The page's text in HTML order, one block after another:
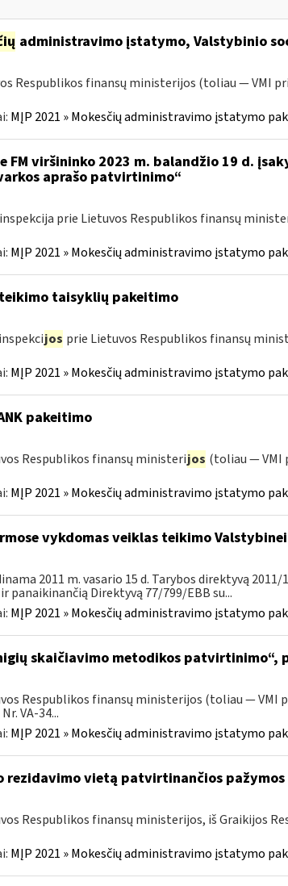
administravimo įstatymo, Valstybinio
Respublikos finansų ministerijos (toliau — VMI
MĮP 2021 » Mokesčių administravimo įstatymo
viršininko 2023 m. balandžio 19 d.
aprašo patvirtinimo“
inspekcija prie Lietuvos Respublikos finansų
MĮP 2021 » Mokesčių administravimo įstatymo
taisyklių pakeitimo
jos prie Lietuvos Respublikos finansų
MĮP 2021 » Mokesčių administravimo įstatymo
pakeitimo
Respublikos finansų ministerijos (toliau — VMI
MĮP 2021 » Mokesčių administravimo įstatymo
vykdomas veiklas teikimo Valstybinei
2011 m. vasario 15 d. Tarybos direktyvą
Direktyvą 77/799/EBB su...
MĮP 2021 » Mokesčių administravimo įstatymo
skaičiavimo metodikos patvirtinimo“,
Respublikos finansų ministerijos (toliau ― VMI
VA-34...
MĮP 2021 » Mokesčių administravimo įstatymo
rezidavimo vietą patvirtinančios pažymos
Respublikos finansų ministerijos, iš Graikijos
MĮP 2021 » Mokesčių administravimo įstatymo